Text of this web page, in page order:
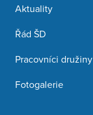
Aktuality
Řád ŠD
Pracovníci družiny
Fotogalerie